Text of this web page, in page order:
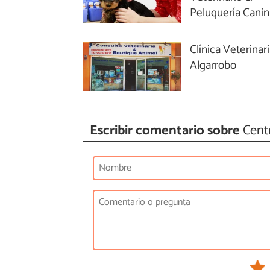
Peluquería
Clínica
Algarrobo
Escribir comentario sobre